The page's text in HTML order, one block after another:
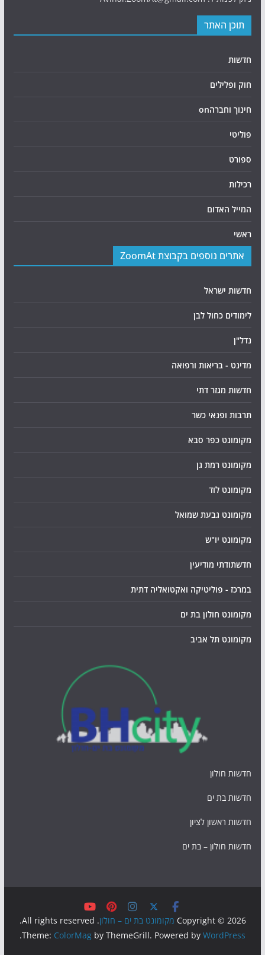
תוכן האתר
חדשות
חוק ופלילים
חינוך וחברהon
פוליטי
ספורט
רכילות
המייל האדום
ראשי
אתרים נוספים בקבוצת ZoomAt
חדשות ישראל
לימודים כחול לבן
נדל"ן
מדינט - בריאות ורפואה
חדשות מגזר דתי
תרבות ופנאי כשר
מקומונט כפר סבא
מקומונט רמת גן
מקומונט לוד
מקומונט גבעת שמואל
מקומונט יו"ש
חדשתודתי מודיעין
במרכז - פוליטיקה ואקטואליה דתית
מקומונט חולון בת ים
מקומונט תל אביב
חדשות חולון
חדשות בת ים
חדשות ראשון לציון
חדשות חולון – בת ים
Copyright © 2026 מקומונט בת ים – חולון. All rights reserved.
Theme: ColorMag by ThemeGrill. Powered byWordPress
.